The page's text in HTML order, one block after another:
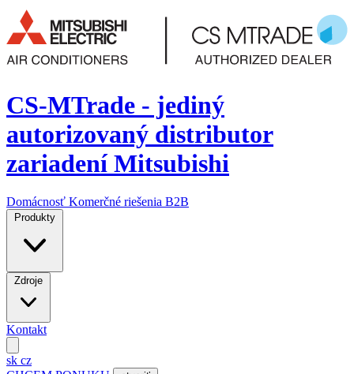
CS-MTrade - jediný
autorizovaný distributor
zariadení Mitsubishi
Domácnosť Komerčné riešenia B2B
Produkty
Zdroje
Kontakt
sk cz